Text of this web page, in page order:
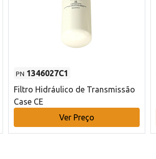
PN 1346027C1
Filtro Hidráulico de Transmissão
Case CE
Ver Preço